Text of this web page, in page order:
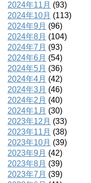
2024年11月 (93)
2024年10月 (113)
2024年9月 (96)
2024年8月 (104)
2024年7月 (93)
2024年6月 (54)
2024年5月 (36)
2024年4月 (42)
2024年3月 (46)
2024年2月 (40)
2024年1月 (30)
2023年12月 (33)
2023年11月 (38)
2023年10月 (39)
2023年9月 (42)
2023年8月 (39)
2023年7月 (39)